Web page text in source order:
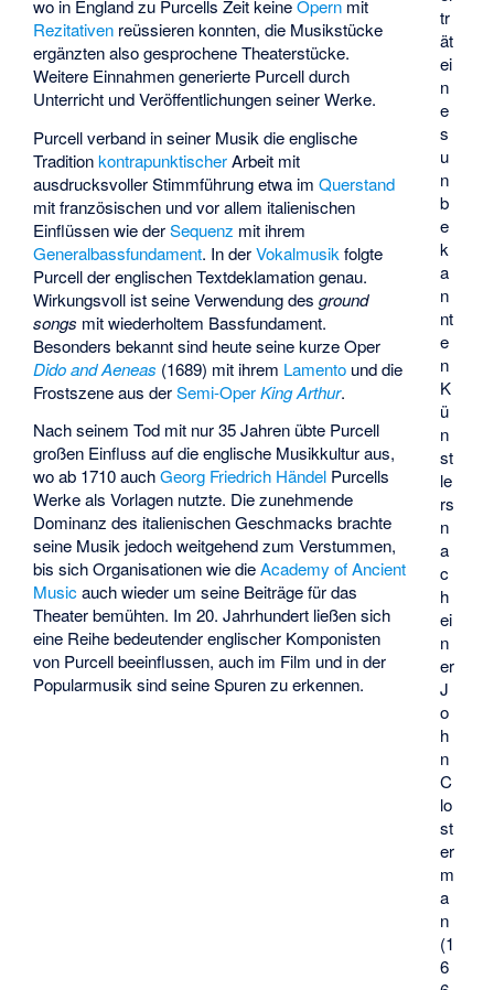
tr
ät
ei
n
e
s
u
n
b
e
k
a
n
nt
e
n
K
ü
n
st
le
rs
n
a
c
h
ei
n
er
J
o
h
n
C
lo
st
er
m
a
n
(1
6
wo in England zu Purcells Zeit keineOpern mit
Rezitativen reüssieren konnten, die Musikstücke
ergänzten also gesprochene Theaterstücke.
Weitere Einnahmen generierte Purcell durch
Unterricht und Veröffentlichungen seiner Werke.
Purcell verband in seiner Musik die englische
TraditionkontrapunktischerArbeit mit
ausdrucksvoller Stimmführung etwa imQuerstand
mit französischen und vor allem italienischen
Einflüssen wie derSequenz mit ihrem
Generalbassfundament. In derVokalmusik folgte
Purcell der englischen Textdeklamation genau.
Wirkungsvoll ist seine Verwendung desground
songs mit wiederholtem Bassfundament.
Besonders bekannt sind heute seine kurze Oper
Dido and Aeneas (1689) mit ihrem Lamento und die
Frostszene aus derSemi-Oper King Arthur.
Nach seinem Tod mit nur 35 Jahren übte Purcell
großen Einfluss auf die englische Musikkultur aus,
wo ab 1710 auchGeorg Friedrich Händel Purcells
Werke als Vorlagen nutzte. Die zunehmende
Dominanz des italienischen Geschmacks brachte
seine Musik jedoch weitgehend zum Verstummen,
bis sich Organisationen wie dieAcademy of Ancient
Musicauch wieder um seine Beiträge für das
Theater bemühten. Im 20. Jahrhundert ließen sich
eine Reihe bedeutender englischer Komponisten
von Purcell beeinflussen, auch im Film und in der
Popularmusik sind seine Spuren zu erkennen.